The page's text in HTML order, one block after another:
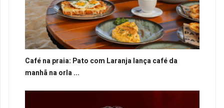
Café na praia: Pato com Laranja lança café da
manhã na orla ...